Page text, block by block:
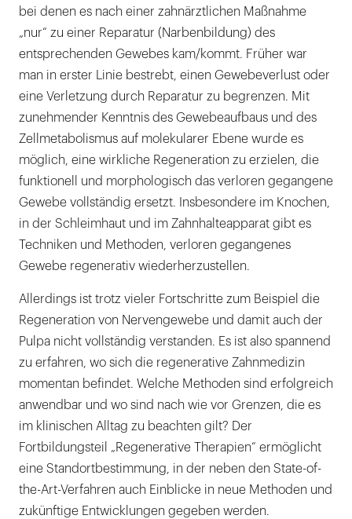
Parodontale Regeneration
Regeneration der Pulpa
bei denen es nach einer zahnärztlichen Maßnahme
„nur“ zu einer Reparatur (Narbenbildung) des
entsprechenden Gewebes kam/kommt. Früher war
man in erster Linie bestrebt, einen Gewebeverlust oder
eine Verletzung durch Reparatur zu begrenzen. Mit
zunehmender Kenntnis des Gewebeaufbaus und des
Zellmetabolismus auf molekularer Ebene wurde es
möglich, eine wirkliche Regeneration zu erzielen, die
funktionell und morphologisch das verloren gegangene
Gewebe vollständig ersetzt. Insbesondere im Knochen,
in der Schleimhaut und im Zahnhalteapparat gibt es
Techniken und Methoden, verloren gegangenes
Gewebe regenerativ wiederherzustellen.
Allerdings ist trotz vieler Fortschritte zum Beispiel die
Regeneration von Nervengewebe und damit auch der
Pulpa nicht vollständig verstanden. Es ist also spannend
zu erfahren, wo sich die regenerative Zahnmedizin
momentan befindet. Welche Methoden sind erfolgreich
anwendbar und wo sind nach wie vor Grenzen, die es
im klinischen Alltag zu beachten gilt? Der
Fortbildungsteil „Regenerative Therapien“ ermöglicht
eine Standortbestimmung, in der neben den State-of-
the-Art-Verfahren auch Einblicke in neue Methoden und
zukünftige Entwicklungen gegeben werden.